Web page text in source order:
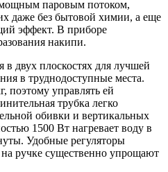
мощным паровым потоком,
даже без бытовой химии, а еще
эффект. В приборе
накипи.
в двух плоскостях для лучшей
в труднодоступные места.
поэтому управлять ей
трубка легко
обивки и вертикальных
1500 Вт нагревает воду в
Удобные регуляторы
ручке существенно упрощают